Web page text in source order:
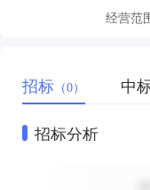
经营范
招标 （0） 中
招标分析